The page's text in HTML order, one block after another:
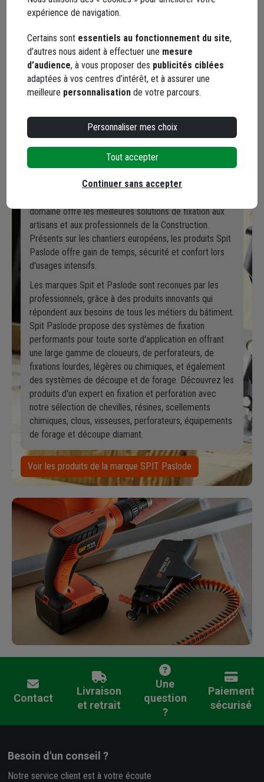
SPIT : Fixation Professionnelle,
Spit Paslode, spécialiste du clouage et de la fixation
entièrement maîtrisés, présentant les meilleures
garanties de qualité dans 4 gammes majeures qui sont
les cloueurs, les chevilles, les outils électriques et les
domaine offre les meilleures solutions de fixation aux
artisans et aux professionnels de la Construction.
Présents sur les chantiers européens, les produits Spit
Paslode offre gain de temps, sécurité et confort lors
d'usages intensifs.
Les marques Spit et Paslode sont reconues par les
professionnels, grâce à des produits innovants qui
répondent aux besoins de tous les métiers du bâtiment.
Spit Paslode propose des systèmes de fixation
performants pour toute sorte d'application en offrant
une large gamme de cloueurs, de perforateurs, de
fixations lourdes, légères ou chimiques, et également
des systèmes de découpe et de forage. Découvrez les
produits d'un expert en fixation et perforation avec
notre sélection de chevilles, résines, scellements
chimiques, clous, visseuses, perforateurs, équipements
de forage et découpe diamant.
Voir les produits de la marque SPIT Paslode
Contact
Livraison
et retrait
Une
question
?
Paiement
sécurisé
Besoin d'un conseil ?
Notre service client est à votre écoute
expérience de navigation.
Certains sont essentiels au fonctionnement du site,
d’autres nous aident à effectuer une mesure
d’audience, à vous proposer des publicités ciblées
adaptées à vos centres d’intérêt, et à assurer une
meilleure personnalisation de votre parcours.
Personnaliser mes choix
Tout accepter
Continuer sans accepter